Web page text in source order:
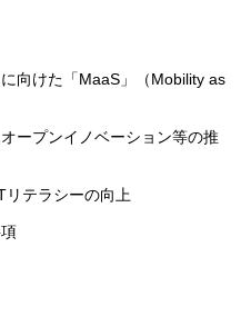
向けた「MaaS」（Mobility as
ープンイノベーション等の推
リテラシーの向上